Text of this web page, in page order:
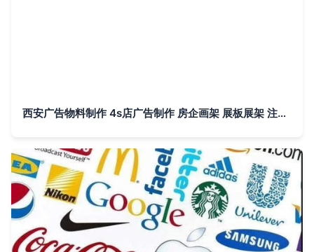
西安广告物料制作 4s店广告制作 房企画架 展板展架 注水旗 3米注水旗杆制作价格 厂家 图片